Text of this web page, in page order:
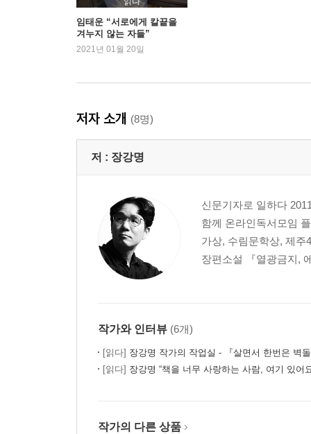
임태운 “서로에게 칼끝을
겨누지 않는 자들”
2021년 01월 20일
저자 소개 (8명)
저 : 장강명
신문기자로 일하다
함께 온라인독서모임
가상, 수림문학상, 제주
장편소설 『열광금지,
작가와 인터뷰 (6개)
[읽다] 장강명 작가의 작업실 - 『살면서 한번은 벽
[읽다] 장강명 “책을 너무 사랑하는 사람, 여기 있어
작가의 다른 상품